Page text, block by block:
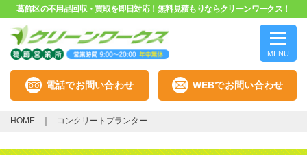
葛飾区の不用品回収・買取を即日対応！無料見積もりならクリーンワークス！
MENU
電話でお問い合わせ WEBでお問い合わせ
HOME コンクリートプランター